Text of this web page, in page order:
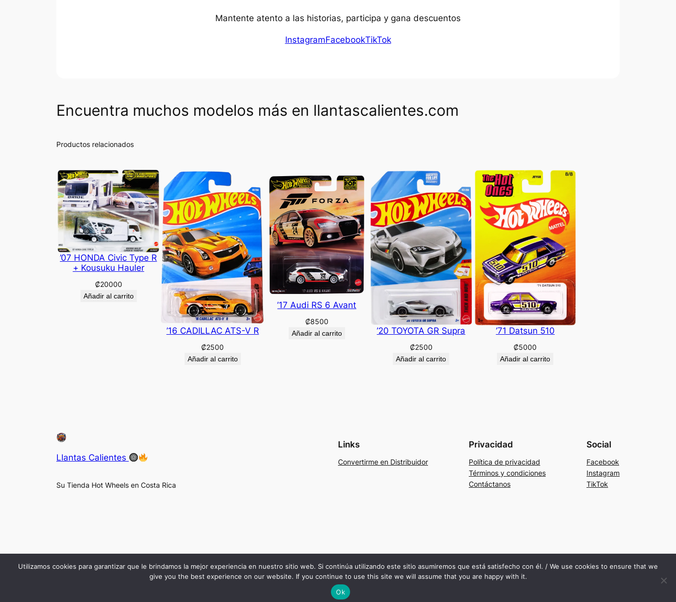
Mantente atento a las historias, participa y gana descuentos
InstagramFacebookTikTok
Encuentra muchos modelos más en llantascalientes.com
Productos relacionados
’07 HONDA Civic Type R
+ Kousuku Hauler
₡20000
Añadir al carrito
’16 CADILLAC ATS-V R
₡2500
Añadir al carrito
’17 Audi RS 6 Avant
₡8500
Añadir al carrito ’20 TOYOTA GR Supra
₡2500
Añadir al carrito
’71 Datsun 510
₡5000
Añadir al carrito
Llantas Calientes
Su Tienda Hot Wheels en Costa Rica
Links
Convertirme en Distribuidor
Privacidad
Política de privacidad
Términos y condiciones
Contáctanos
Social
Facebook
Instagram
TikTok
Utilizamos cookies para garantizar que le brindamos la mejor experiencia en nuestro sitio web. Si continúa utilizando este sitio asumiremos que está satisfecho con él. / We use cookies to ensure that we
give you the best experience on our website. If you continue to use this site we will assume that you are happy with it.
Ok